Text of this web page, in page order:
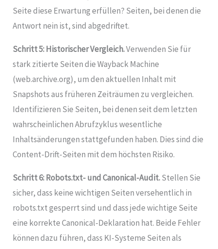
Seite diese Erwartung erfüllen? Seiten, bei denen die
Antwort nein ist, sind abgedriftet.
Schritt 5: Historischer Vergleich.Verwenden Sie für
stark zitierte Seiten die Wayback Machine
(web.archive.org), um den aktuellen Inhalt mit
Snapshots aus früheren Zeiträumen zu vergleichen.
Identifizieren Sie Seiten, bei denen seit dem letzten
wahrscheinlichen Abrufzyklus wesentliche
Inhaltsänderungen stattgefunden haben. Dies sind die
Content-Drift-Seiten mit dem höchsten Risiko.
Schritt 6: Robots.txt- und Canonical-Audit.Stellen Sie
sicher, dass keine wichtigen Seiten versehentlich in
robots.txt gesperrt sind und dass jede wichtige Seite
eine korrekte Canonical-Deklaration hat. Beide Fehler
können dazu führen, dass KI-Systeme Seiten als